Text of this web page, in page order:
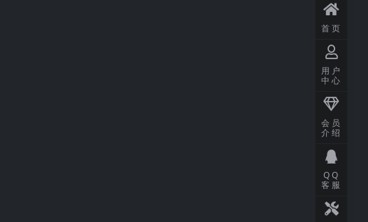
首页
用户
中心
会员
介绍
QQ
客服